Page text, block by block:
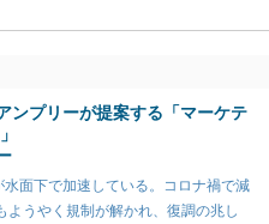
ンプリーが提案する「マーケテ
面下で加速している。コロナ禍で減
うやく規制が解かれ、復調の兆し